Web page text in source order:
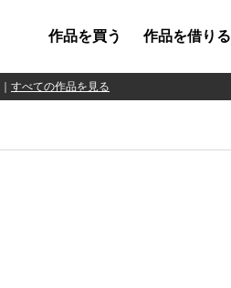
作品を買う 作品を借りる
すべての作品を見る